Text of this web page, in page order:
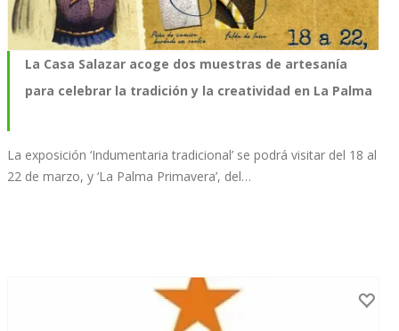
La Casa Salazar acoge dos muestras de artesanía
para celebrar la tradición y la creatividad en La Palma
La exposición ‘Indumentaria tradicional’ se podrá visitar del 18 al
22 de marzo, y ‘La Palma Primavera’, del…